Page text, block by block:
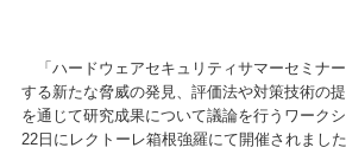
「ハードウェアセキュリティサマーセミナ
する新たな脅威の発見、評価法や対策技術の
を通じて研究成果について議論を行うワーク
22日にレクトーレ箱根強羅にて開催されまし